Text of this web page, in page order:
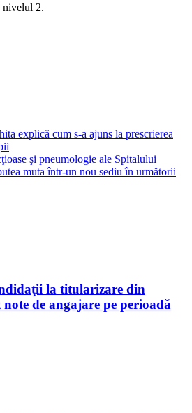
nivelul 2.
explică cum s-a ajuns la prescrierea
şi pneumologie ale Spitalului
muta într-un nou sediu în următorii
la titularizare din
de angajare pe perioadă